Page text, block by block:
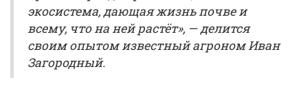
экосистема, дающая жизнь почве и
всему, что на ней растёт», — делится
своим опытом известный агроном Иван
Загородный.